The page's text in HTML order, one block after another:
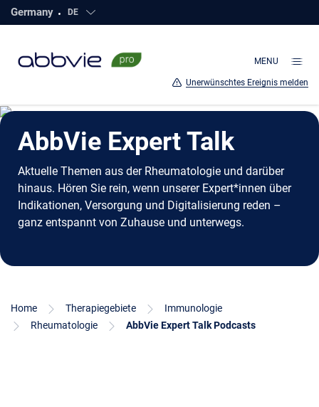
direkt
Hauptinhalt
Germany DE Click to open countries
MENU
Unerwünschtes Ereignis melden
AbbVie Expert Talk
Aktuelle Themen aus der Rheumatologie und darüber
hinaus. Hören Sie rein, wenn unserer Expert*innen über
Indikationen, Versorgung und Digitalisierung reden –
ganz entspannt von Zuhause und unterwegs.
Home Therapiegebiete
Immunologie
Rheumatologie
AbbVie Expert Talk Podcasts